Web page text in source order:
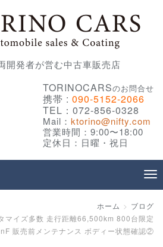
開発者が営む中古車販売店
TORINOCARSのお問合せ
携帯 : 090-5152-2066
TEL：072-856-0328
Mail： ktorino@nifty.com
営業時間：9:00〜18:00
定休日：日曜・祝日
ホーム
ブログ
マイズ多数 走行距離66,500km 800台限定
販売前メンテナンス ボディー状態確認②